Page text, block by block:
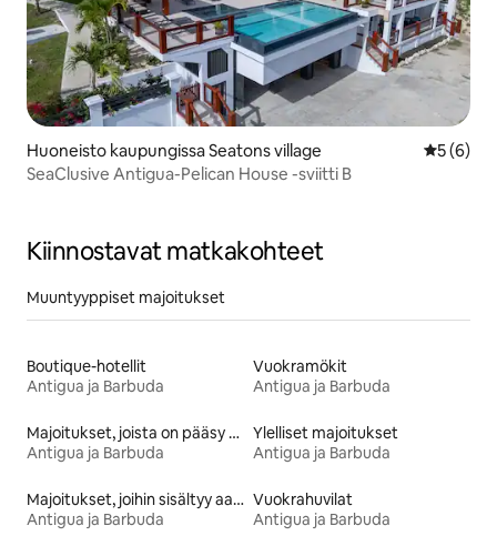
Huoneisto kaupungissa Seatons village
5 (6)
SeaClusive Antigua-Pelican House -sviitti B
Kiinnostavat matkakohteet
Muuntyyppiset majoitukset
Boutique-hotellit
Antigua ja Barbuda
Vuokramökit
Antigua ja Barbuda
Majoitukset, joista on pääsy rannalle
Antigua ja Barbuda
Ylelliset majoitukset
Antigua ja Barbuda
Majoitukset, joihin sisältyy aamiainen
Antigua ja Barbuda
Vuokrahuvilat
Antigua ja Barbuda